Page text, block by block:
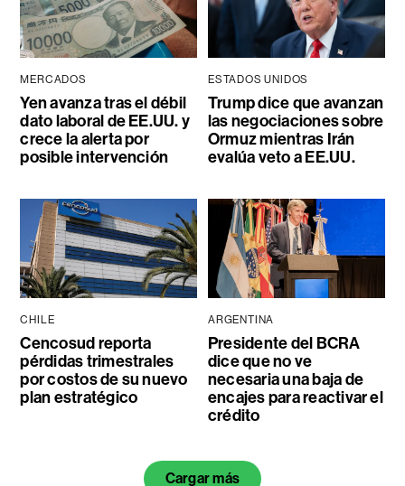
MERCADOS
Yen avanza tras el débil
dato laboral de EE.UU. y
crece la alerta por
posible intervención
ESTADOS UNIDOS
Trump dice que avanzan
las negociaciones sobre
Ormuz mientras Irán
evalúa veto a EE.UU.
CHILE
Cencosud reporta
pérdidas trimestrales
por costos de su nuevo
plan estratégico
ARGENTINA
Presidente del BCRA
dice que no ve
necesaria una baja de
encajes para reactivar el
crédito
Cargar más